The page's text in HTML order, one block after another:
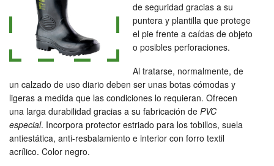
de seguridad gracias a su
puntera y plantilla que protege
el pie frente a caídas de objeto
o posibles perforaciones.
Al tratarse, normalmente, de
un calzado de uso diario deben ser unas botas cómodas y
ligeras a medida que las condiciones lo requieran. Ofrecen
una larga durabilidad gracias a su fabricación de PVC
especial. Incorpora protector estriado para los tobillos, suela
antiestática, anti-resbalamiento e interior con forro textil
acrílico. Color negro.